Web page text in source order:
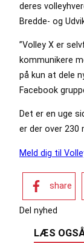
deres
Bredde- og
”Volley X er
kommunikere
på kun at dele
Facebook
Det er en uge
er der over 230
Meld dig til
share
Del nyhed
LÆS